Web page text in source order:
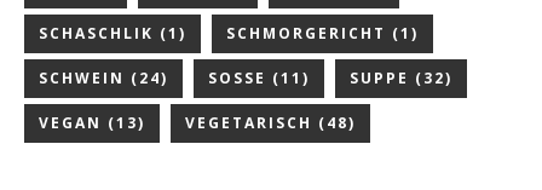
SCHASCHLIK (1) SCHMORGERICHT (1)
SCHWEIN (24) SOSSE (11) SUPPE (32)
VEGAN (13) VEGETARISCH (48)